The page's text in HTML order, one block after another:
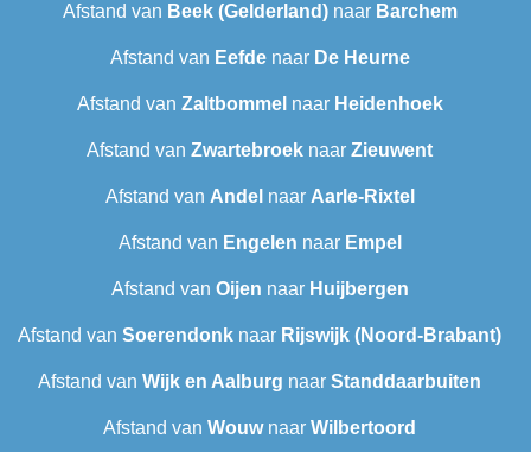
Afstand van Beek (Gelderland)naar Barchem
Afstand van Eefdenaar De Heurne
Afstand van Zaltbommel naar Heidenhoek
Afstand van Zwartebroek naar Zieuwent
Afstand van Andel naar Aarle-Rixtel
Afstand van Engelen naar Empel
Afstand van Oijen naar Huijbergen
Afstand van Soerendonk naar Rijswijk (Noord-Brabant)
Afstand van Wijk en Aalburg naar Standdaarbuiten
Afstand van Wouwnaar Wilbertoord